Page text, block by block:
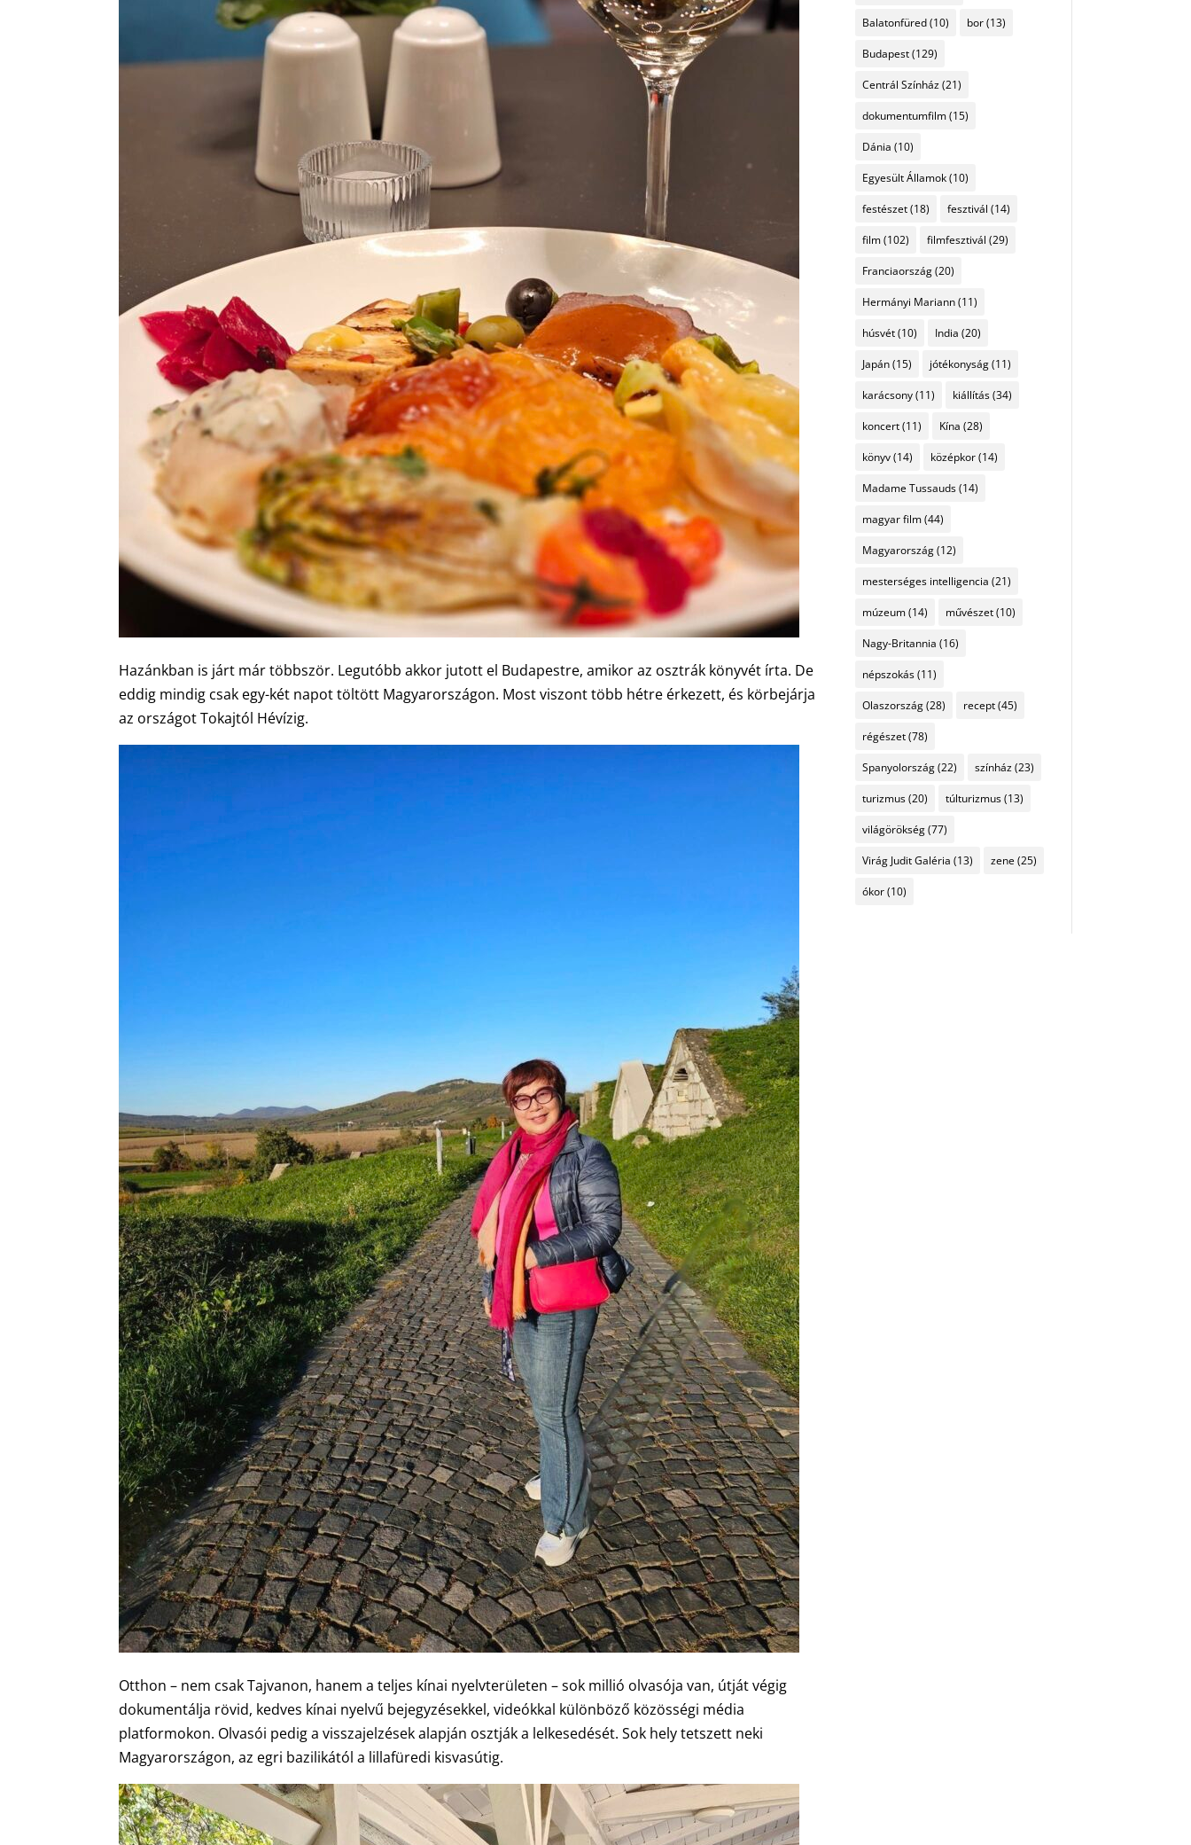
Hazánkban is járt már többször. Legutóbb akkor jutott el Budapestre, amikor az osztrák könyvét írta. De
eddig mindig csak egy-két napot töltött Magyarországon. Most viszont több hétre érkezett, és körbejárja
az országot Tokajtól Hévízig.
Otthon – nem csak Tajvanon, hanem a teljes kínai nyelvterületen – sok millió olvasója van, útját végig
dokumentálja rövid, kedves kínai nyelvű bejegyzésekkel, videókkal különböző közösségi média
platformokon. Olvasói pedig a visszajelzések alapján osztják a lelkesedését. Sok hely tetszett neki
Magyarországon, az egri bazilikától a lillafüredi kisvasútig.
Balatonfüred(10) bor(13)
Budapest(129)
Centrál Színház(21)
dokumentumfilm(15)
Dánia (10)
Egyesült Államok(10)
festészet(18) fesztivál (14)
film(102) filmfesztivál (29)
Franciaország(20)
Hermányi Mariann(11)
húsvét(10) India (20)
Japán(15) jótékonyság(11)
karácsony(11) kiállítás(34)
koncert(11) Kína (28)
könyv(14) középkor(14)
Madame Tussauds(14)
magyar film(44)
Magyarország(12)
mesterséges intelligencia (21)
múzeum(14) művészet(10)
Nagy-Britannia (16)
népszokás(11)
Olaszország(28) recept(45)
régészet(78)
Spanyolország(22) színház(23)
turizmus(20) túlturizmus(13)
világörökség(77)
Virág Judit Galéria (13) zene (25)
ókor(10)